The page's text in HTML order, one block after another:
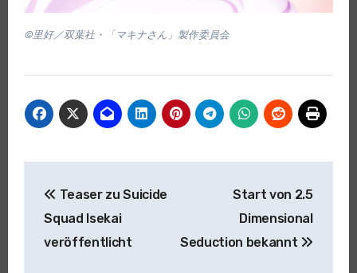
©里好／双葉社・「マキナさん」製作委員会
Teaser zu Suicide
Squad Isekai
veröffentlicht
Start von 2.5
Dimensional
Seduction bekannt